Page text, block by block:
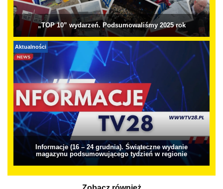
„TOP 10” wydarzeń. Podsumowaliśmy 2025 rok
Aktualności
Informacje (16 – 24 grudnia). Świąteczne wydanie
magazynu podsumowującego tydzień w regionie